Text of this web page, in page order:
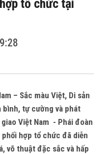
tổ chức tại
– Sắc màu Việt, Di sản
bình, tự cường và phát
Việt Nam - Phái đoàn
phối hợp tổ chức đã diễn
võ thuật đặc sắc và hấp